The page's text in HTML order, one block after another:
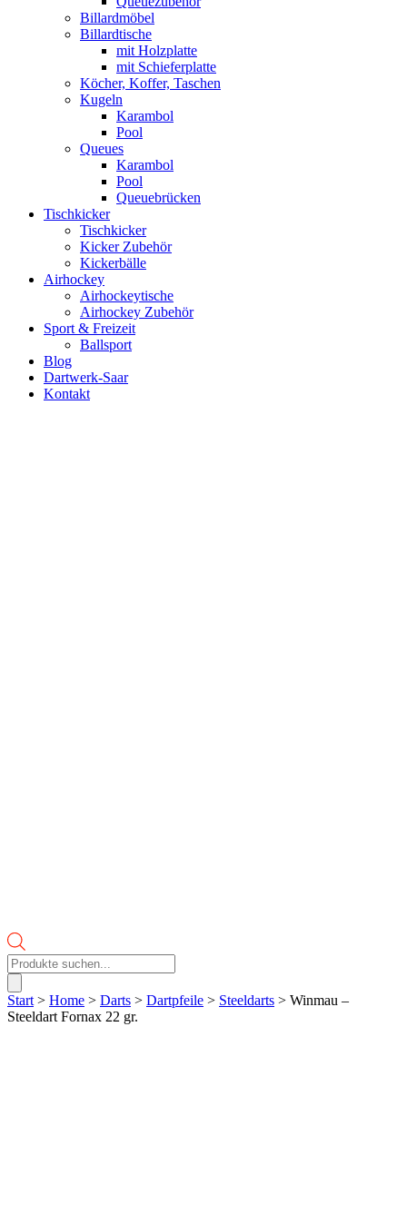
Billardmöbel
Billardtische
mit Holzplatte
mit Schieferplatte
Köcher, Koffer, Taschen
Kugeln
Karambol
Pool
Queues
Karambol
Pool
Queuebrücken
Tischkicker
Tischkicker
Kicker Zubehör
Kickerbälle
Airhockey
Airhockeytische
Airhockey Zubehör
Sport & Freizeit
Ballsport
Blog
Dartwerk-Saar
Kontakt
Products
search
Start > Home > Darts > Dartpfeile > Steeldarts > Winmau –
Steeldart Fornax 22 gr.